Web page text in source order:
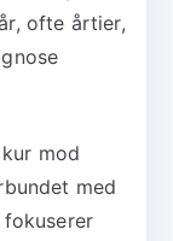
ofte årtier,
mod
med